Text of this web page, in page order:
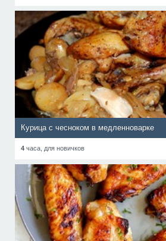
Курица с чесноком в медленноварке
4 часа, для новичков